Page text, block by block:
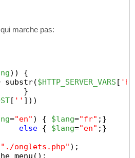
marche pas:
) )
{
substr($HTTP_SERVER_VARS [
}
[ '' ] ) )
="en" ) { $lang="fr" ; }
else { $lang="en" ; }
"./onglets.php" ) ;
( ) ;